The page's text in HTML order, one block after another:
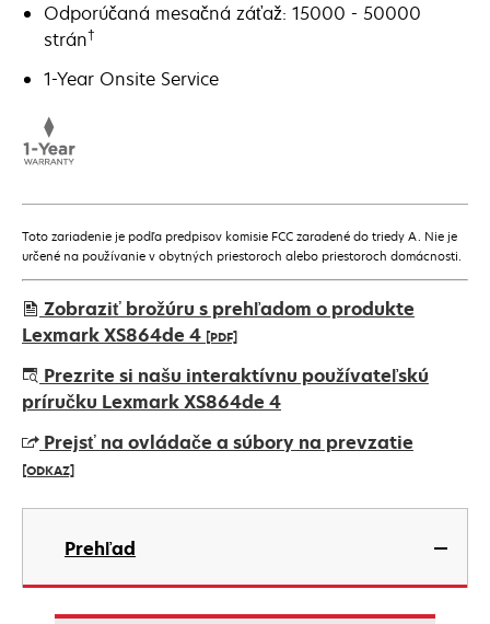
Odporúčaná mesačná záťaž: 15000 - 50000
strán†
1-Year Onsite Service
Toto zariadenie je podľa predpisov komisie FCC zaradené do triedy A. Nie je
určené na používanie v obytných priestoroch alebo priestoroch domácnosti.
Zobraziť brožúru s prehľadom o produkte
Lexmark XS864de 4 [PDF]
opens
in
new
tab
Prezrite si našu interaktívnu používateľskú
príručku Lexmark XS864de 4
Prejsť na ovládače a súbory na prevzatie
[ODKAZ]
opens
new
Prehľad